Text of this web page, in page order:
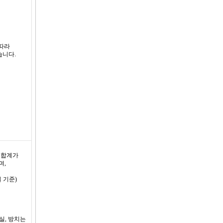
라
니다.
계가
,
기준)
, 방치는